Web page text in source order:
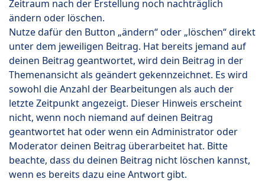
Zeitraum nach der Erstellung noch nachträglich
ändern oder löschen.
Nutze dafür den Button „ändern“ oder „löschen“ direkt
unter dem jeweiligen Beitrag. Hat bereits jemand auf
deinen Beitrag geantwortet, wird dein Beitrag in der
Themenansicht als geändert gekennzeichnet. Es wird
sowohl die Anzahl der Bearbeitungen als auch der
letzte Zeitpunkt angezeigt. Dieser Hinweis erscheint
nicht, wenn noch niemand auf deinen Beitrag
geantwortet hat oder wenn ein Administrator oder
Moderator deinen Beitrag überarbeitet hat. Bitte
beachte, dass du deinen Beitrag nicht löschen kannst,
wenn es bereits dazu eine Antwort gibt.